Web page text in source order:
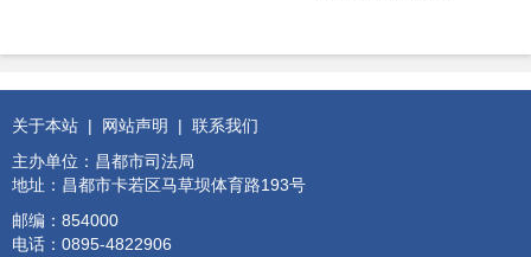
关于本站 | 网站声明 | 联系我们
主办单位：昌都市司法局
地址：昌都市卡若区马草坝体育路193号
邮编：854000
电话：0895-4822906